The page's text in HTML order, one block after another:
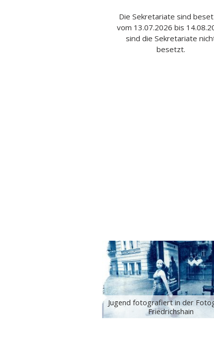
Die Sekretariate sind
vom 13.07.2026 bis
sind die Sekretariate
besetzt.
Jugend fotografiert in der
Friedrichshain